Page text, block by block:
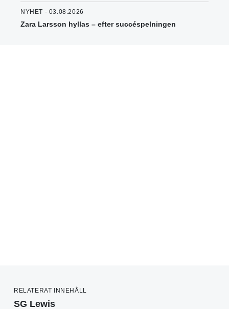
NYHET - 03.08.2026
Zara Larsson hyllas – efter succéspelningen
RELATERAT INNEHÅLL
SG Lewis